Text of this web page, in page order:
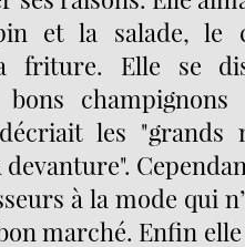
et la salade, le
friture. Elle se
les "grands
devanture".
à la mode qui
marché. Enfin